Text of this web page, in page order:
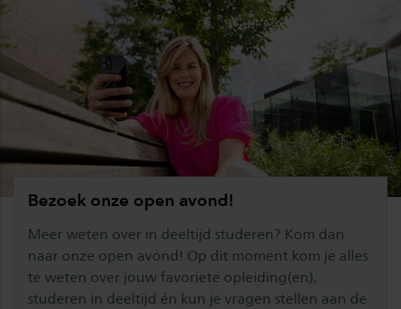
Bezoek onze open avond!
Meer weten over in deeltijd studeren? Kom dan
naar onze open avond! Op dit moment kom je alles
te weten over jouw favoriete opleiding(en),
studeren in deeltijd én kun je vragen stellen aan de